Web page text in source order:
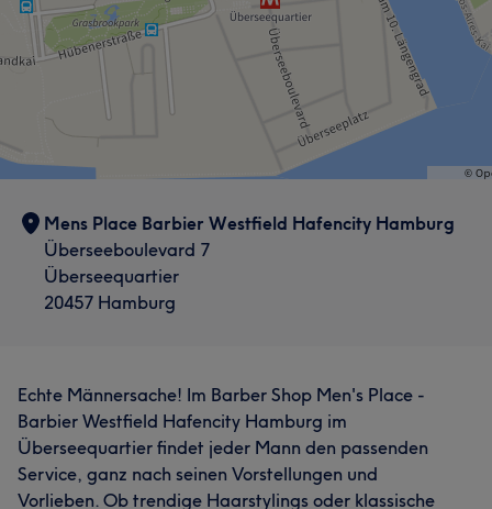
Mens Place Barbier Westfield Hafencity Hamburg
Überseeboulevard 7
Überseequartier
20457 Hamburg
Echte Männersache! Im Barber Shop Men's Place -
Barbier Westfield Hafencity Hamburg im
Überseequartier findet jeder Mann den passenden
Service, ganz nach seinen Vorstellungen und
Vorlieben. Ob trendige Haarstylings oder klassische